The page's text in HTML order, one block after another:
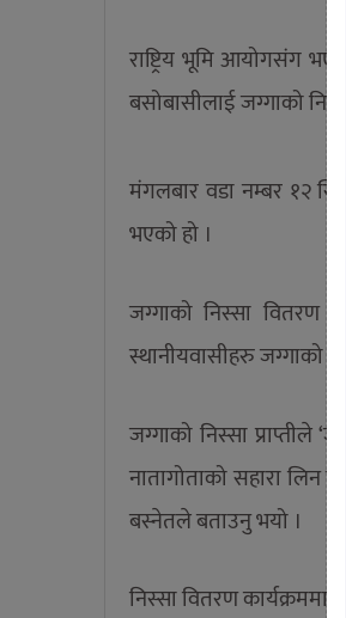
राष्ट्रिय भूमि आयोगसंग
बसोबासीलाई जग्गाको
मंगलबार वडा नम्बर १२
भएको हो ।
जग्गाको निस्सा वितरण
स्थानीयवासीहरु जग्गाको
जग्गाको निस्सा
नातागोताको सहारा लिन
बस्नेतले बताउनु भयो ।
निस्सा वितरण